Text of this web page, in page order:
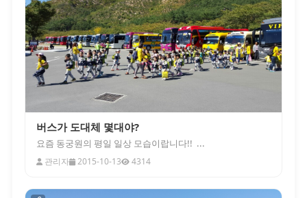
버스가 도대체 몇대야?
요즘 동궁원의 평일 일상 모습이랍니다!! ...
관리자 2015-10-13 4314